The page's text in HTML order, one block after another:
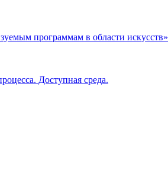
программам в области искусств»
Доступная среда.